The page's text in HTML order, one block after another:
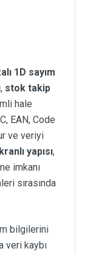
1D sayım
, stok takip
hale
EAN, Code
ve veriyi
yapısı,
imkanı
sırasında
bilgilerini
veri kaybı